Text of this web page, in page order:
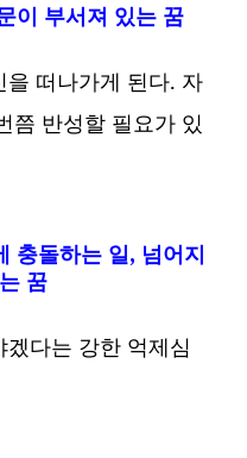
이 부서져 있는 꿈
떠나가게 된다. 자
쯤 반성할 필요가 있
충돌하는 일, 넘어지
꿈
다는 강한 억제심